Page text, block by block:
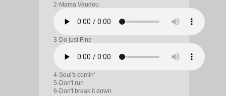
2-Mama Vaudou
3-Do just Fine
4-Soul's comin'
5-Don't run
6-Don't break it down